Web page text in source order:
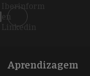
Iberinform
en
Linkedin
Aprendizagem